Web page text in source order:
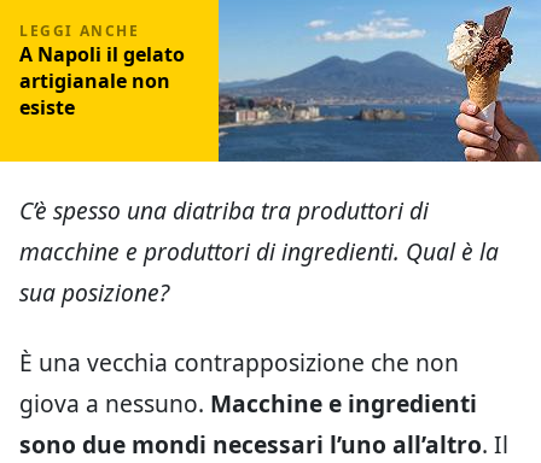
A Napoli il gelato
artigianale non
esiste
C’è spesso una diatriba tra produttori di
macchine e produttori di ingredienti. Qual è la
sua posizione?
È una vecchia contrapposizione che non
giova a nessuno. Macchine e ingredienti
sono due mondi necessari l’uno all’altro. Il